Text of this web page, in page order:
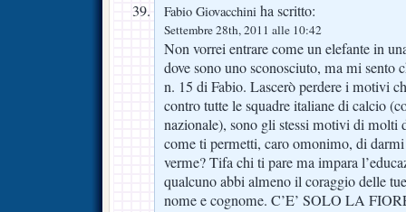
Fabio Giovacchini ha scritto:
Settembre 28th, 2011 alle 10:42
Non vorrei entrare come un elefante in
dove sono uno sconosciuto, ma mi sento
n. 15 di Fabio. Lascerò perdere i motivi
contro tutte le squadre italiane di calcio
nazionale), sono gli stessi motivi di molti
come ti permetti, caro omonimo, di
verme? Tifa chi ti pare ma impara
qualcuno abbi almeno il coraggio delle
nome e cognome. C’E’ SOLO LA